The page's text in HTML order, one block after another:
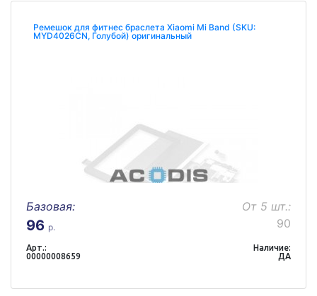
Ремешок для фитнес браслета Xiaomi Mi Band (SKU:
MYD4026CN, Голубой) оригинальный
Базовая:
96 р.
От 5 шт.:
90
Арт.:
00000008659
Наличие:
ДА